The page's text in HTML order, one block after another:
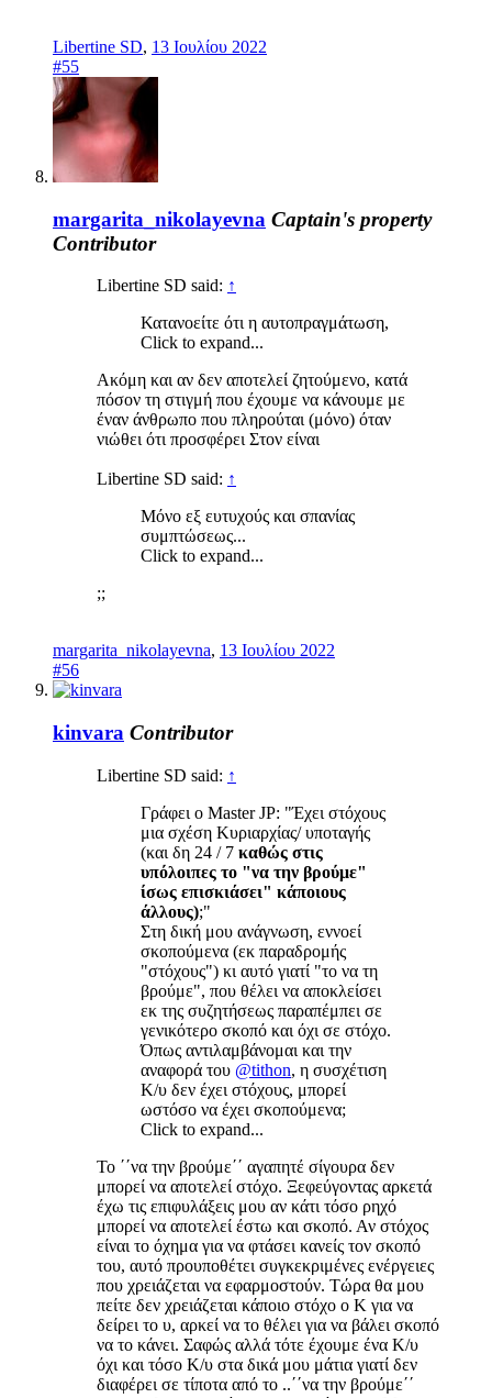
Libertine SD, 13 Ιουλίου 2022
#55
margarita_nikolayevna Captain's property
Contributor
Libertine SD said: ↑
Κατανοείτε ότι η αυτοπραγμάτωση,
Click to expand...
Ακόμη και αν δεν αποτελεί ζητούμενο, κατά
πόσον τη στιγμή που έχουμε να κάνουμε με
έναν άνθρωπο που πληρούται (μόνο) όταν
νιώθει ότι προσφέρει Στον είναι
Libertine SD said: ↑
Μόνο εξ ευτυχούς και σπανίας
συμπτώσεως...
Click to expand...
;;
margarita_nikolayevna, 13 Ιουλίου 2022
#56
kinvara Contributor
Libertine SD said: ↑
Γράφει ο Master JP: "Έχει στόχους
μια σχέση Κυριαρχίας/ υποταγής
(και δη 24 / 7 καθώς στις
υπόλοιπες το "να την βρούμε"
ίσως επισκιάσει" κάποιους
άλλους);"
Στη δική μου ανάγνωση, εννοεί
σκοπούμενα (εκ παραδρομής
"στόχους") κι αυτό γιατί "το να τη
βρούμε", που θέλει να αποκλείσει
εκ της συζητήσεως παραπέμπει σε
γενικότερο σκοπό και όχι σε στόχο.
Όπως αντιλαμβάνομαι και την
αναφορά του @tithon, η συσχέτιση
Κ/υ δεν έχει στόχους, μπορεί
ωστόσο να έχει σκοπούμενα;
Click to expand...
To ΄΄να την βρούμε΄΄ αγαπητέ σίγουρα δεν
μπορεί να αποτελεί στόχο. Ξεφεύγοντας αρκετά
έχω τις επιφυλάξεις μου αν κάτι τόσο ρηχό
μπορεί να αποτελεί έστω και σκοπό. Αν στόχος
είναι το όχημα για να φτάσει κανείς τον σκοπό
του, αυτό προυποθέτει συγκεκριμένες ενέργειες
που χρειάζεται να εφαρμοστούν. Τώρα θα μου
πείτε δεν χρειάζεται κάποιο στόχο ο Κ για να
δείρει το υ, αρκεί να το θέλει για να βάλει σκοπό
να το κάνει. Σαφώς αλλά τότε έχουμε ένα Κ/υ
όχι και τόσο Κ/υ στα δικά μου μάτια γιατί δεν
διαφέρει σε τίποτα από το ..΄΄να την βρούμε΄΄